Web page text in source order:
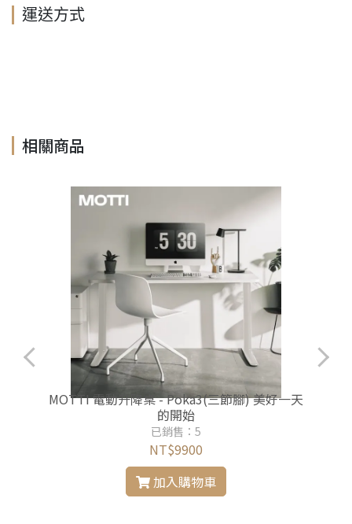
運送方式
相關商品
MOTTI 電動升降桌 - Poka3(三節腳) 美好一天
的開始
已銷售：5
NT$9900
加入購物車